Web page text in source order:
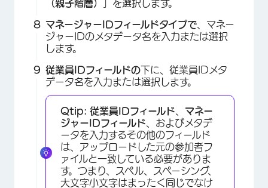
×
（親子階層） 」を選択します。
マネージャーIDフィールドタイプで 、マネー
ジャーIDのメタデータ名を入力または選択
します。
従業員IDフィールドの下に、従業員IDメタ
データ名を入力または選択します。
Qtip: 従業員IDフィールド
マネー
ジャーIDフィールド 、およびメタデ
ータを入力するその他のフィールド
は、アップロードした元の参加者フ
ァイルと一致している必要がありま
す。つまり、スペル、スペーシング、
大文字小文字はまったく同じでなけ